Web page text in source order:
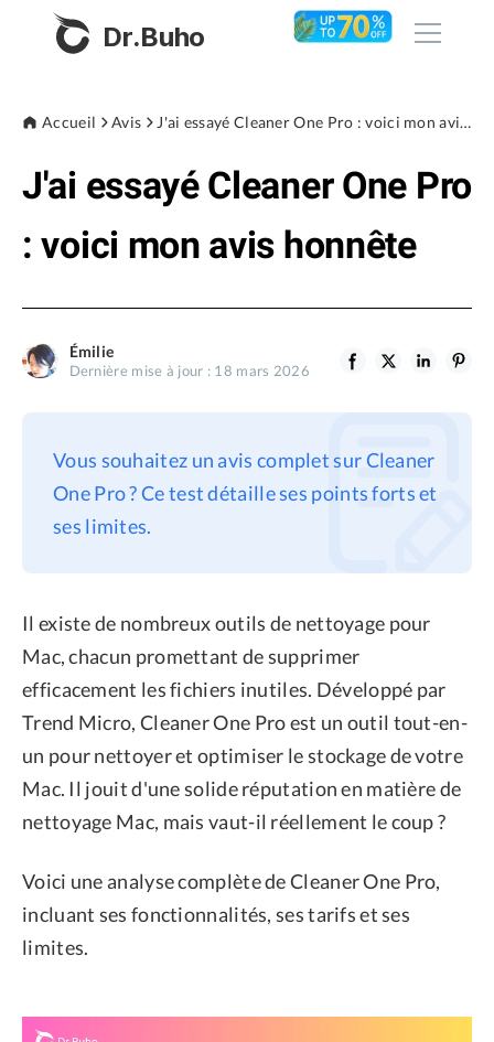
Dr.Buho
Produits
BuhoCleaner
BuhoRepair
BuhoNTFS
Boutique
À propos de nous
Support
Confidentialité
remboursement
Accueil Avis J'ai essayé Cleaner One Pro : voici mon avis honnête
J'ai essayé Cleaner One Pro
: voici mon avis honnête
Émilie
Dernière mise à jour : 18 mars 2026
Vous souhaitez un avis complet sur Cleaner
One Pro ? Ce test détaille ses points forts et
ses limites.
Il existe de nombreux outils de nettoyage pour
Mac, chacun promettant de supprimer
efficacement les fichiers inutiles. Développé par
Trend Micro, Cleaner One Pro est un outil tout-en-
un pour nettoyer et optimiser le stockage de votre
Mac. Il jouit d'une solide réputation en matière de
nettoyage Mac, mais vaut-il réellement le coup ?
Voici une analyse complète de Cleaner One Pro,
incluant ses fonctionnalités, ses tarifs et ses
limites.